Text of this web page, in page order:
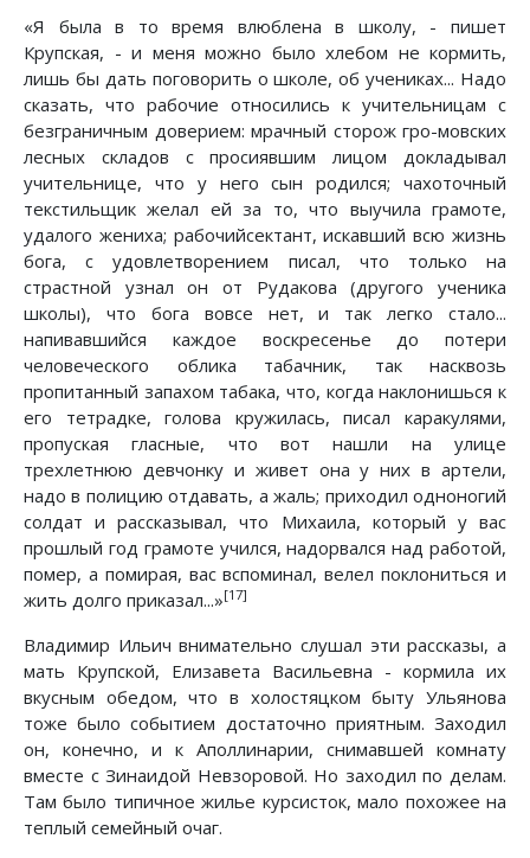
«Я была в то время влюблена в школу, - пишет
Крупская, - и меня можно было хлебом не кормить,
лишь бы дать поговорить о школе, об учениках... Надо
сказать, что рабочие относились к учительницам с
безграничным доверием: мрачный сторож гро-мовских
лесных складов с просиявшим лицом докладывал
учительнице, что у него сын родился; чахоточный
текстильщик желал ей за то, что выучила грамоте,
удалого жениха; рабочийсектант, искавший всю жизнь
бога, с удовлетворением писал, что только на
страстной узнал он от Рудакова (другого ученика
школы), что бога вовсе нет, и так легко стало...
напивавшийся каждое воскресенье до потери
человеческого облика табачник, так насквозь
пропитанный запахом табака, что, когда наклонишься к
его тетрадке, голова кружилась, писал каракулями,
пропуская гласные, что вот нашли на улице
трехлетнюю девчонку и живет она у них в артели,
надо в полицию отдавать, а жаль; приходил одноногий
солдат и рассказывал, что Михаила, который у вас
прошлый год грамоте учился, надорвался над работой,
помер, а помирая, вас вспоминал, велел поклониться и
жить долго приказал...»[17]
Владимир Ильич внимательно слушал эти рассказы, а
мать Крупской, Елизавета Васильевна - кормила их
вкусным обедом, что в холостяцком быту Ульянова
тоже было событием достаточно приятным. Заходил
он, конечно, и к Аполлинарии, снимавшей комнату
вместе с Зинаидой Невзоровой. Но заходил по делам.
Там было типичное жилье курсисток, мало похожее на
теплый семейный очаг.